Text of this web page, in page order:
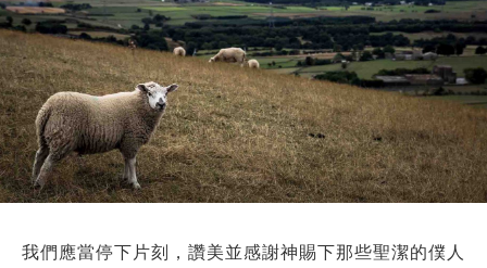
我們應當停下片刻，讚美並感謝神賜下那些聖潔的僕人